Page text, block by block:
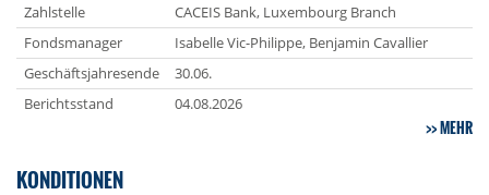
Zahlstelle
CACEIS Bank, Luxembourg Branch
Fondsmanager
Isabelle Vic-Philippe, Benjamin Cavallier
Geschäftsjahresende
30.06.
Berichtsstand
04.08.2026
MEHR
KONDITIONEN